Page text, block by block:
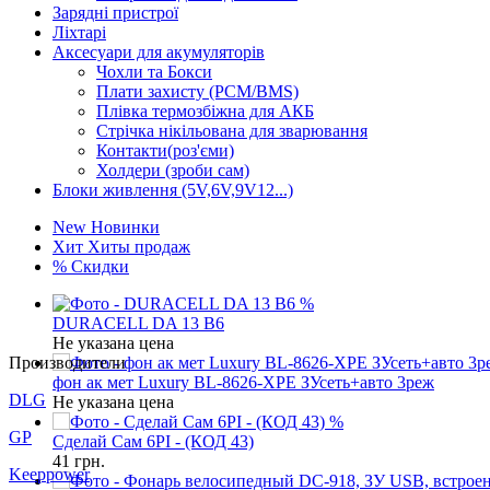
Зарядні пристрої
Ліхтарі
Аксесуари для акумуляторів
Чохли та Бокси
Плати захисту (PCM/BMS)
Плівка термозбіжна для АКБ
Стрічка нікільована для зварювання
Контакти(роз'єми)
Холдери (зроби сам)
Блоки живлення (5V,6V,9V12...)
New Новинки
Хит Хиты продаж
% Скидки
%
DURACELL DA 13 B6
Не указана цена
фон ак мет Luxury BL-8626-XPE ЗУсеть+авто 3реж
Не указана цена
%
Сделай Сам 6PI - (КОД 43)
41 грн.
Производители
DLG
GP
Keeppower